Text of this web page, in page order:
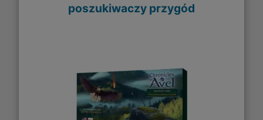
poszukiwaczy przygód